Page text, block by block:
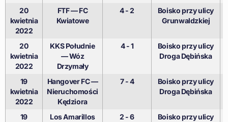
20
kwietnia
2022
FTF — FC
Kwiatowe
4 - 2
Boisko przy ulicy
Grunwaldzkiej
20
kwietnia
2022
KKS Południe
— Wóz
Drzymały
4 - 1
Boisko przy ulicy
Droga Dębińska
19
kwietnia
2022
Hangover FC —
Nieruchomości
Kędziora
7 - 4
Boisko przy ulicy
Droga Dębińska
19
Los Amarillos
2 - 6
Boisko przy ulicy